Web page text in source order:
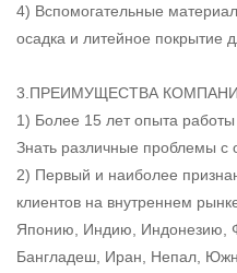
4) Вспомогательные
осадка и литейное покрытие
3.ПРЕИМУЩЕСТВА
1) Более 15 лет опыта
Знать различные проблемы с
2) Первый и наиболее
клиентов на внутреннем
Японию, Индию, Индонезию,
Бангладеш, Иран, Непал,